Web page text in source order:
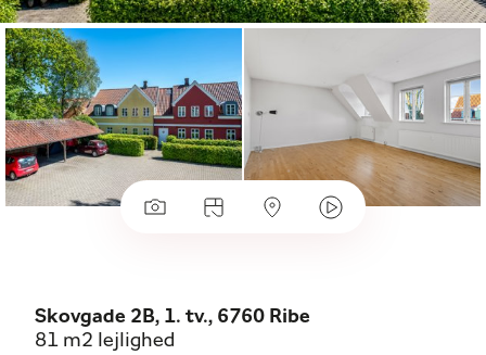
Skovgade 2B, 1. tv., 6760 Ribe
81 m2 lejlighed